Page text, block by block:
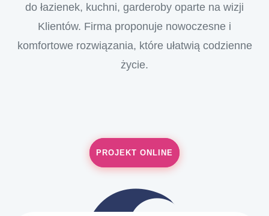
do łazienek, kuchni, garderoby oparte na wizji
Klientów. Firma proponuje nowoczesne i
komfortowe rozwiązania, które ułatwią codzienne
życie.
PROJEKT ONLINE